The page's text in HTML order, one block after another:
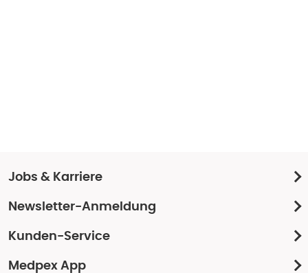
Jobs & Karriere
Newsletter-Anmeldung
Kunden-Service
Medpex App